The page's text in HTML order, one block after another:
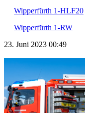
Wipperfürth 1-HLF20
Wipperfürth 1-RW
23. Juni 2023 00:49